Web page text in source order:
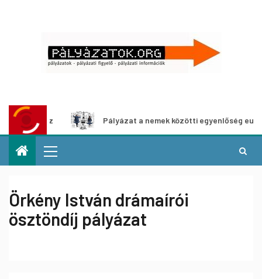
Pályázat a nemek közötti egyenlőség európai
Örkény István drámaírói
ösztöndíj pályázat